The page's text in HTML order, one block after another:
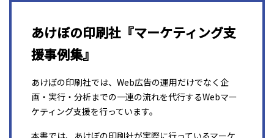
あけぼの印刷社『マーケティング支
援事例集』
あけぼの印刷社では、Web広告の運用だけでなく企
画・実行・分析までの一連の流れを代行するWebマー
ケティング支援を行っています。
本書では、あけぼの印刷社が実際に行っているマーケ